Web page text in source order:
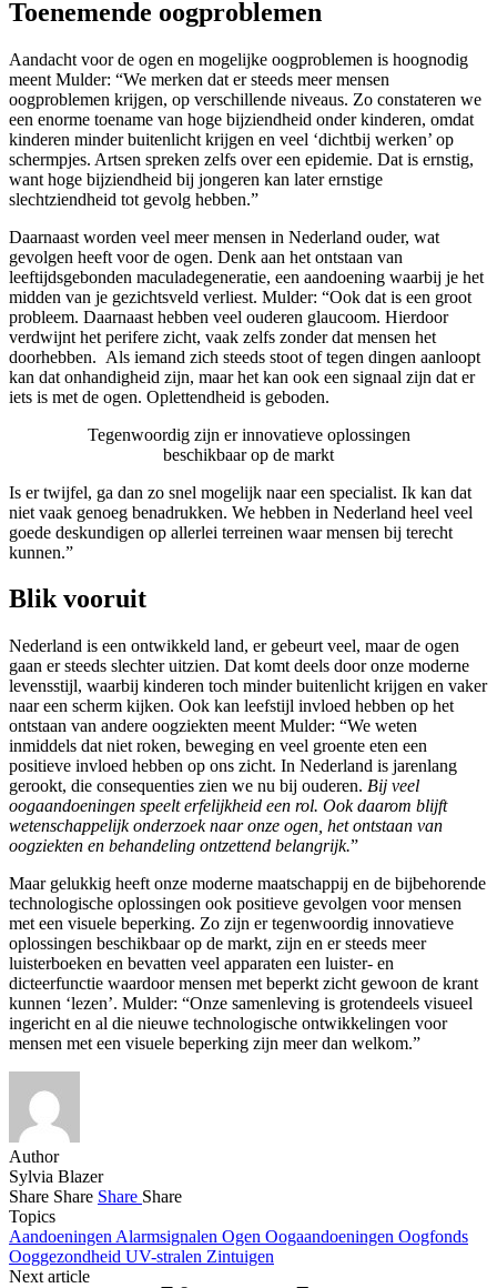
Toenemende oogproblemen
Aandacht voor de ogen en mogelijke oogproblemen is hoognodig
meent Mulder: “We merken dat er steeds meer mensen
oogproblemen krijgen, op verschillende niveaus. Zo constateren we
een enorme toename van hoge bijziendheid onder kinderen, omdat
kinderen minder buitenlicht krijgen en veel ‘dichtbij werken’ op
schermpjes. Artsen spreken zelfs over een epidemie. Dat is ernstig,
want hoge bijziendheid bij jongeren kan later ernstige
slechtziendheid tot gevolg hebben.”
Daarnaast worden veel meer mensen in Nederland ouder, wat
gevolgen heeft voor de ogen. Denk aan het ontstaan van
leeftijdsgebonden maculadegeneratie, een aandoening waarbij je het
midden van je gezichtsveld verliest. Mulder: “Ook dat is een groot
probleem. Daarnaast hebben veel ouderen glaucoom. Hierdoor
verdwijnt het perifere zicht, vaak zelfs zonder dat mensen het
doorhebben. Als iemand zich steeds stoot of tegen dingen aanloopt
kan dat onhandigheid zijn, maar het kan ook een signaal zijn dat er
iets is met de ogen. Oplettendheid is geboden.
Tegenwoordig zijn er innovatieve oplossingen
beschikbaar op de markt
Is er twijfel, ga dan zo snel mogelijk naar een specialist. Ik kan dat
niet vaak genoeg benadrukken. We hebben in Nederland heel veel
goede deskundigen op allerlei terreinen waar mensen bij terecht
kunnen.”
Blik vooruit
Nederland is een ontwikkeld land, er gebeurt veel, maar de ogen
gaan er steeds slechter uitzien. Dat komt deels door onze moderne
levensstijl, waarbij kinderen toch minder buitenlicht krijgen en vaker
naar een scherm kijken. Ook kan leefstijl invloed hebben op het
ontstaan van andere oogziekten meent Mulder: “We weten
inmiddels dat niet roken, beweging en veel groente eten een
positieve invloed hebben op ons zicht. In Nederland is jarenlang
gerookt, die consequenties zien we nu bij ouderen. Bij veel
oogaandoeningen speelt erfelijkheid een rol. Ook daarom blijft
wetenschappelijk onderzoek naar onze ogen, het ontstaan van
oogziekten en behandeling ontzettend belangrijk.”
Maar gelukkig heeft onze moderne maatschappij en de bijbehorende
technologische oplossingen ook positieve gevolgen voor mensen
met een visuele beperking. Zo zijn er tegenwoordig innovatieve
oplossingen beschikbaar op de markt, zijn en er steeds meer
luisterboeken en bevatten veel apparaten een luister- en
dicteerfunctie waardoor mensen met beperkt zicht gewoon de krant
kunnen ‘lezen’. Mulder: “Onze samenleving is grotendeels visueel
ingericht en al die nieuwe technologische ontwikkelingen voor
mensen met een visuele beperking zijn meer dan welkom.”
Author
Sylvia Blazer
Share Share Share Share
Topics
Aandoeningen Alarmsignalen Ogen Oogaandoeningen Oogfonds
Ooggezondheid UV-stralen Zintuigen
Next article